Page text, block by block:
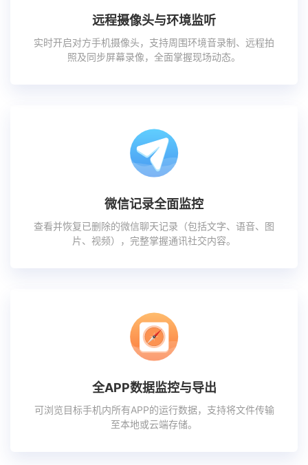
远程摄像头与环境监听
实时开启对方手机摄像头，支持周围环境音录制、远程拍
照及同步屏幕录像，全面掌握现场动态。
微信记录全面监控
查看并恢复已删除的微信聊天记录（包括文字、语音、图
片、视频），完整掌握通讯社交内容。
全APP数据监控与导出
可浏览目标手机内所有APP的运行数据，支持将文件传输
至本地或云端存储。